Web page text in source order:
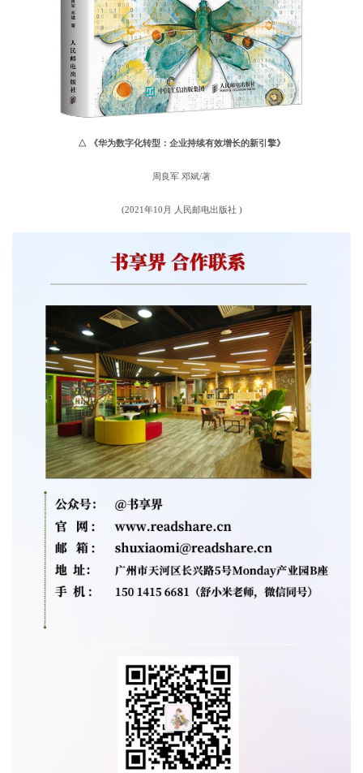
△ 《华为数字化转型：企业持续有效增长的新引擎》
周良军 邓斌/著
(2021年10月 人民邮电出版社 )